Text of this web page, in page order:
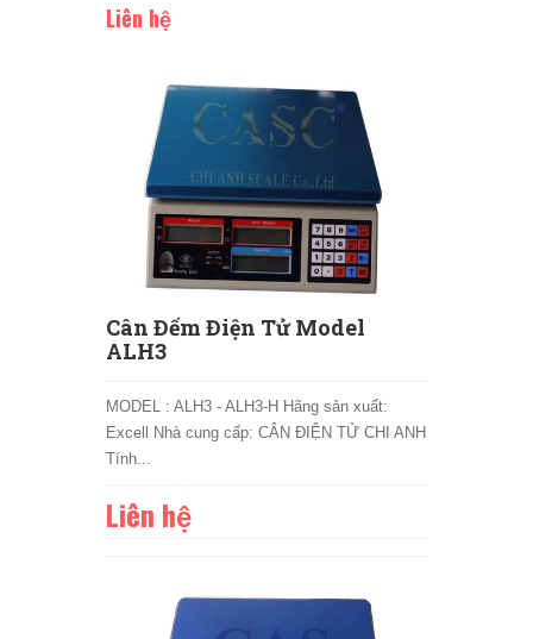
Liên hệ
Cân Đếm Điện Tử Model
ALH3
MODEL : ALH3 - ALH3-H Hãng sản xuất:
Excell Nhà cung cấp: CÂN ĐIỆN TỬ CHI ANH
Tính...
Liên hệ